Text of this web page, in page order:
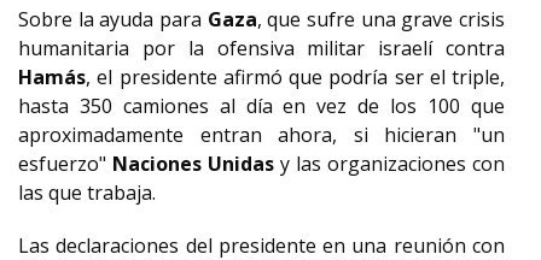
Sobre la ayuda para Gaza, que sufre una grave crisis
humanitaria por la ofensiva militar israelí contra
Hamás, el presidente afirmó que podría ser el triple,
hasta 350 camiones al día en vez de los 100 que
aproximadamente entran ahora, si hicieran "un
esfuerzo" Naciones Unidas y las organizaciones con
las que trabaja.
Las declaraciones del presidente en una reunión con